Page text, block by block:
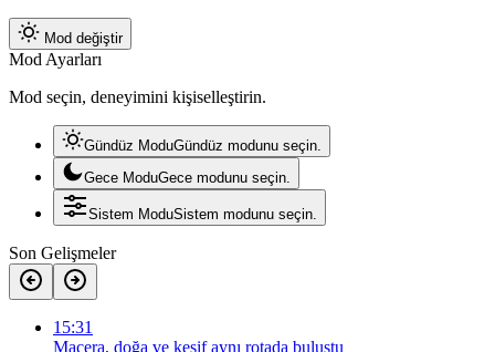
Mod değiştir
Mod Ayarları
Mod seçin, deneyimini kişiselleştirin.
Gündüz ModuGündüz modunu seçin.
Gece ModuGece modunu seçin.
Sistem ModuSistem modunu seçin.
Son Gelişmeler
15:31
Macera, doğa ve keşif aynı rotada buluştu